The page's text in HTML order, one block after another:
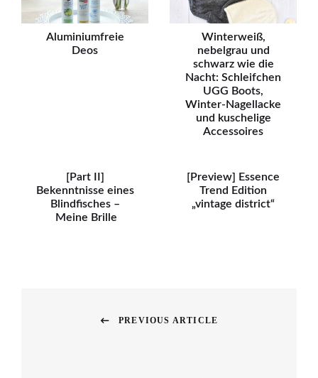
Aluminiumfreie
Deos
Winterweiß,
nebelgrau und
schwarz wie die
Nacht: Schleifchen
UGG Boots,
Winter-Nagellacke
und kuschelige
Accessoires
[Part II]
Bekenntnisse eines
Blindfisches –
Meine Brille
[Preview] Essence
Trend Edition
„vintage district“
PREVIOUS ARTICLE